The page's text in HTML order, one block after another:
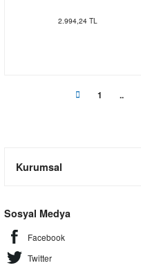
2.994,24 TL
1 ..
Kurumsal
Sosyal Medya
Facebook
Twitter